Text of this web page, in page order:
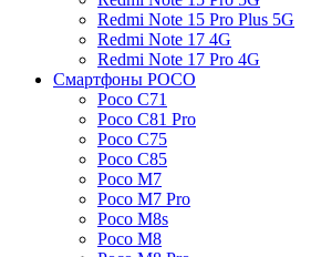
Redmi Note 15 Pro Plus 5G
Redmi Note 17 4G
Redmi Note 17 Pro 4G
Смартфоны POCO
Poco C71
Poco C81 Pro
Poco C75
Poco C85
Poco M7
Poco M7 Pro
Poco M8s
Poco M8